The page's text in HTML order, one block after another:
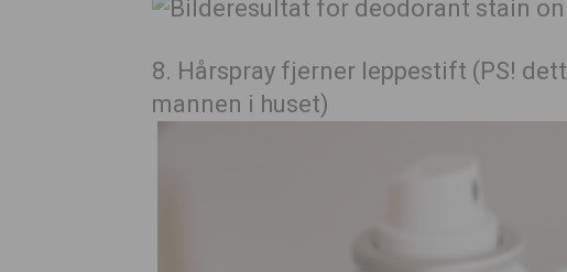
8. Hårspray fjerner leppestift (PS!
mannen i huset)